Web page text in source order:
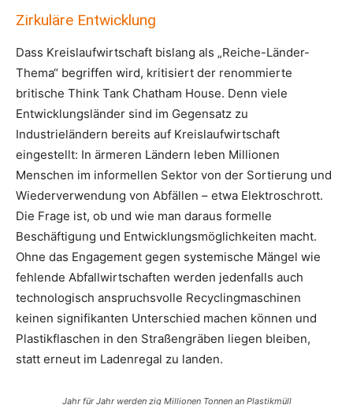
Zirkuläre Entwicklung
Dass Kreislaufwirtschaft bislang als „Reiche-Länder-
Thema“ begriffen wird, kritisiert der renommierte
britische Think Tank Chatham House. Denn viele
Entwicklungsländer sind im Gegensatz zu
Industrieländern bereits auf Kreislaufwirtschaft
eingestellt: In ärmeren Ländern leben Millionen
Menschen im informellen Sektor von der Sortierung und
Wiederverwendung von Abfällen – etwa Elektroschrott.
Die Frage ist, ob und wie man daraus formelle
Beschäftigung und Entwicklungsmöglichkeiten macht.
Ohne das Engagement gegen systemische Mängel wie
fehlende Abfallwirtschaften werden jedenfalls auch
technologisch anspruchsvolle Recyclingmaschinen
keinen signifikanten Unterschied machen können und
Plastikflaschen in den Straßengräben liegen bleiben,
statt erneut im Ladenregal zu landen.
Jahr für Jahr werden zig Millionen Tonnen an Plastikmüll